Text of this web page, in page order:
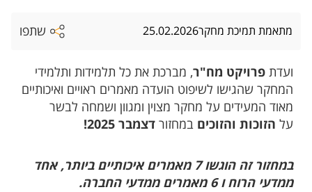
מתאמת תמיכת מחקר25.02.2026 שתפו
ועדתפרויקט מח"ר, מברכת את כל תלמידות ותלמידי
המחקר שהגישו לשיפוט הועדה מאמרים ראויים ואיכותיים
מאוד המעידים על מחקר מצוין ומגוון ושמחה לבשר
על הזוכות והזוכיםבמחזורדצמבר 2025!
במחזור זה הוגשו 7 מאמרים איכותיים ביותר, אחד
ממדעי הרוח ו 6 מאמרים ממדעי החברה.